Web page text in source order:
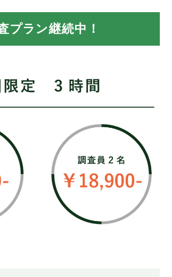
プラン継続中！